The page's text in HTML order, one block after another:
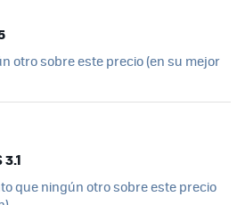
otro sobre este precio (en su mejor
que ningún otro sobre este precio